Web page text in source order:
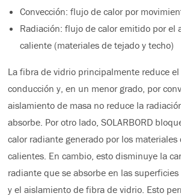
Convección: flujo de calor por
Radiación: flujo de calor emitido por el
caliente (materiales de tejado y techo)
La fibra de vidrio principalmente reduce
conducción y, en un menor grado, por
aislamiento de masa no reduce la
absorbe. Por otro lado, SOLARBORD
calor radiante generado por los materiales
calientes. En cambio, esto disminuye la
radiante que se absorbe en las
y el aislamiento de fibra de vidrio. Esto